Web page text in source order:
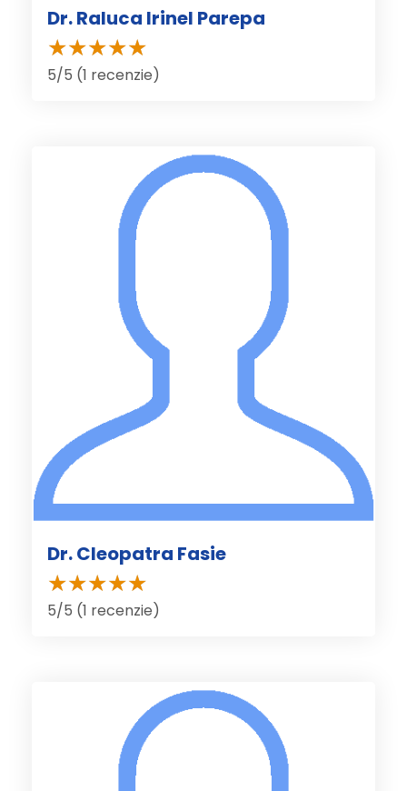
Dr. Raluca Irinel Parepa
5/5 (1 recenzie)
Dr. Cleopatra Fasie
5/5 (1 recenzie)